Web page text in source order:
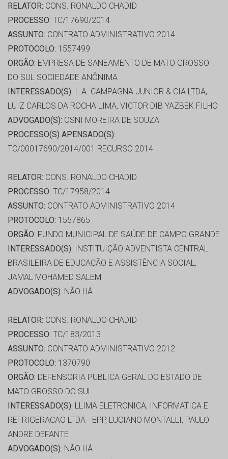
RELATOR: CONS. RONALDO CHADID
PROCESSO: TC/17690/2014
ASSUNTO: CONTRATO ADMINISTRATIVO 2014
PROTOCOLO: 1557499
ORGÃO: EMPRESA DE SANEAMENTO DE MATO GROSSO
DO SUL SOCIEDADE ANÔNIMA
INTERESSADO(S): I. A. CAMPAGNA JUNIOR & CIA LTDA,
LUIZ CARLOS DA ROCHA LIMA, VICTOR DIB YAZBEK FILHO
ADVOGADO(S): OSNI MOREIRA DE SOUZA
PROCESSO(S) APENSADO(S):
TC/00017690/2014/001 RECURSO 2014
RELATOR: CONS. RONALDO CHADID
PROCESSO: TC/17958/2014
ASSUNTO: CONTRATO ADMINISTRATIVO 2014
PROTOCOLO: 1557865
ORGÃO: FUNDO MUNICIPAL DE SAÚDE DE CAMPO GRANDE
INTERESSADO(S): INSTITUIÇÃO ADVENTISTA CENTRAL
BRASILEIRA DE EDUCAÇÃO E ASSISTÊNCIA SOCIAL,
JAMAL MOHAMED SALEM
ADVOGADO(S): NÃO HÁ
RELATOR: CONS. RONALDO CHADID
PROCESSO: TC/183/2013
ASSUNTO: CONTRATO ADMINISTRATIVO 2012
PROTOCOLO: 1370790
ORGÃO: DEFENSORIA PUBLICA GERAL DO ESTADO DE
MATO GROSSO DO SUL
INTERESSADO(S): LLIMA ELETRONICA, INFORMATICA E
REFRIGERACAO LTDA - EPP, LUCIANO MONTALLI, PAULO
ANDRE DEFANTE
ADVOGADO(S): NÃO HÁ